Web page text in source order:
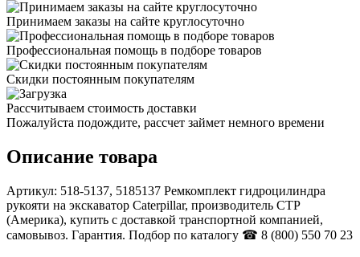
Принимаем заказы на сайте круглосуточно
Профессиональная помощь в подборе товаров
Скидки постоянным покупателям
Рассчитываем стоимость доставки
Пожалуйста подождите, рассчет займет немного времени
Описание товара
Артикул: 518-5137, 5185137 Ремкомплект гидроцилиндра
рукояти на экскаватор Caterpillar, производитель CTP
(Америка), купить с доставкой транспортной компанией,
самовывоз. Гарантия. Подбор по каталогу ☎ 8 (800) 550 70 23